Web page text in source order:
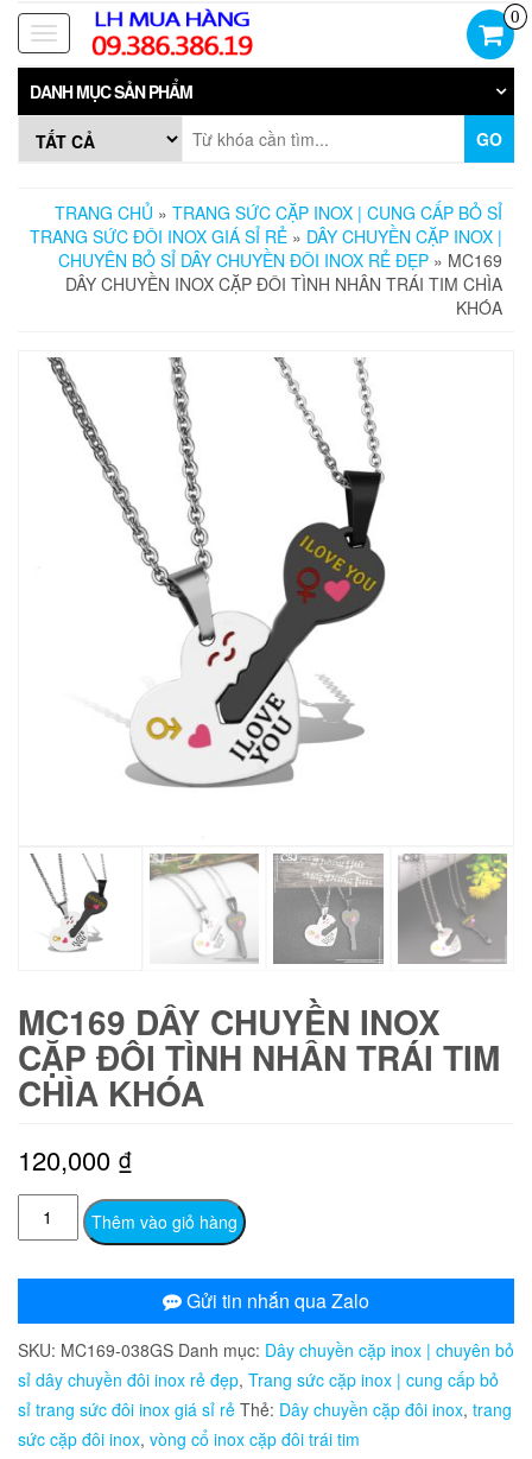
Skip
the
content
Toggle
navigation
0
DANH MỤC SẢN PHẨM
GO
TRANG CHỦ » TRANG SỨC CẶP INOX | CUNG CẤP BỎ SỈ
TRANG SỨC ĐÔI INOX GIÁ SỈ RẺ » DÂY CHUYỀN CẶP INOX |
CHUYÊN BỎ SỈ DÂY CHUYỀN ĐÔI INOX RẺ ĐẸP » MC169
DÂY CHUYỀN INOX CẶP ĐÔI TÌNH NHÂN TRÁI TIM CHÌA
KHÓA
MC169 DÂY CHUYỀN INOX
CẶP ĐÔI TÌNH NHÂN TRÁI TIM
CHÌA KHÓA
120,000 ₫
MC169
Dây
cặp
đôi
tình
nhân
trái
Thêm vào giỏ hàng
Gửi tin nhắn qua Zalo
SKU: MC169-038GS Danh mục: Dây chuyền cặp inox | chuyên bỏ
sỉ dây chuyền đôi inox rẻ đẹp, Trang sức cặp inox | cung cấp bỏ
sỉ trang sức đôi inox giá sỉ rẻ Thẻ: Dây chuyền cặp đôi inox, trang
sức cặp đôi inox, vòng cổ inox cặp đôi trái tim